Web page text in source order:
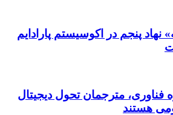
نهاد پنجم در اکوسیستم پارادایم
فناوری، مترجمان تحول دیجیتال
هستند